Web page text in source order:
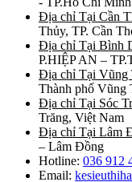
Địa chỉ Tại Cần
Thủy, TP. Cần
Địa chỉ Tại Bình
P.HIỆP AN –
Địa chỉ Tại Vũng
Thành phố Vũng
Địa chỉ Tại Sóc
Trăng, Việt Nam
Địa chỉ Tại Lâm
– Lâm Đồng
Hotline: 036 912
Email: